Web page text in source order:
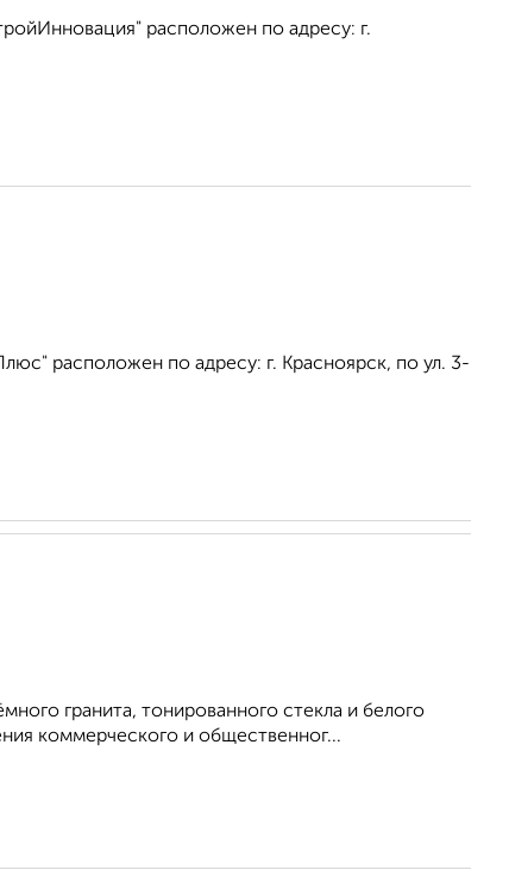
расположен по адресу: г.
расположен по адресу: г. Красноярск, по ул. 3-
гранита, тонированного стекла и белого
коммерческого и общественног...